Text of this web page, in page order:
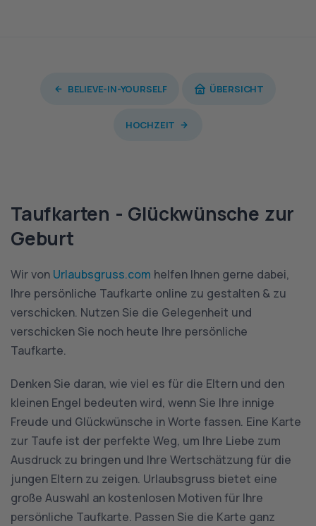
BELIEVE-IN-YOURSELF ÜBERSICHT
HOCHZEIT
Taufkarten - Glückwünsche zur
Geburt
Wir von Urlaubsgruss.com helfen Ihnen gerne dabei,
Ihre persönliche Taufkarte online zu gestalten & zu
verschicken. Nutzen Sie die Gelegenheit und
verschicken Sie noch heute Ihre persönliche
Taufkarte.
Denken Sie daran, wie viel es für die Eltern und den
kleinen Engel bedeuten wird, wenn Sie Ihre innige
Freude und Glückwünsche in Worte fassen. Eine Karte
zur Taufe ist der perfekte Weg, um Ihre Liebe zum
Ausdruck zu bringen und Ihre Wertschätzung für die
jungen Eltern zu zeigen. Urlaubsgruss bietet eine
große Auswahl an kostenlosen Motiven für Ihre
persönliche Taufkarte. Passen Sie die Karte ganz